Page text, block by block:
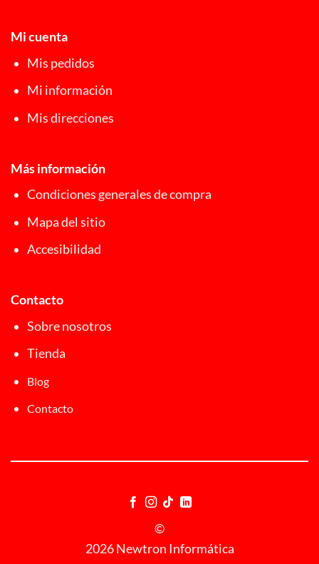
Mi cuenta
Mis pedidos
Mi información
Mis direcciones
Más información
Condiciones generales de compra
Mapa del sitio
Accesibilidad
Contacto
Sobre nosotros
Tienda
Blog
Contacto
©
2026 Newtron Informática